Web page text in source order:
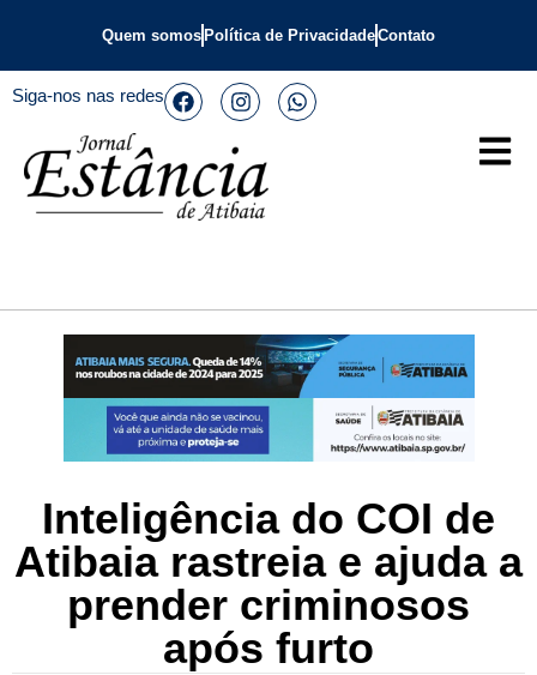
Quem somos Política de PrivacidadeContato
Siga-nos nas redes
Inteligência do COI de
Atibaia rastreia e ajuda a
prender criminosos
após furto